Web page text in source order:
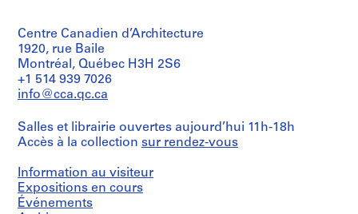
o
r
D
.
W
.
R
s
s
,
Type
d’objet:
2
File
et
objectif:
dessin
Collation:
2
Centre Canadien d’Architecture
1920, rue Baile
Montréal, Québec H3H 2S6
+1 514 939 7026
info@cca.qc.ca
Salles et librairie ouvertes aujourd’hui 11h-18h
Accès à la collection sur rendez-vous
Information au visiteur
Expositions en cours
Événements